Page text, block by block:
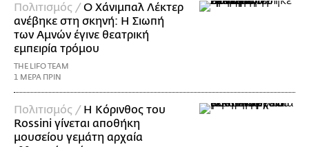
Πολιτισμός /Ο Χάνιμπαλ Λέκτερ
ανέβηκε στη σκηνή: Η Σιωπή
των Αμνών έγινε θεατρική
εμπειρία τρόμου
THE LIFO TEAM
1 ΜΕΡΑ ΠΡΙΝ
Πολιτισμός / Η Κόρινθος του
Rossini γίνεται αποθήκη
μουσείου γεμάτη αρχαία